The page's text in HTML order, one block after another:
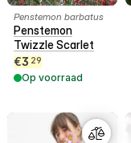
Penstemon barbatus
Penstemon
Twizzle Scarlet
€3 29
Op voorraad